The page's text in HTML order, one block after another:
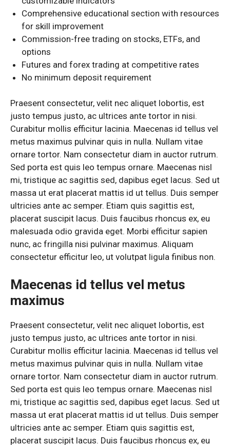
Comprehensive educational section with resources
for skill improvement
Commission-free trading on stocks, ETFs, and
options
Futures and forex trading at competitive rates
No minimum deposit requirement
Praesent consectetur, velit nec aliquet lobortis, est
justo tempus justo, ac ultrices ante tortor in nisi.
Curabitur mollis efficitur lacinia. Maecenas id tellus vel
metus maximus pulvinar quis in nulla. Nullam vitae
ornare tortor. Nam consectetur diam in auctor rutrum.
Sed porta est quis leo tempus ornare. Maecenas nisl
mi, tristique ac sagittis sed, dapibus eget lacus. Sed ut
massa ut erat placerat mattis id ut tellus. Duis semper
ultricies ante ac semper. Etiam quis sagittis est,
placerat suscipit lacus. Duis faucibus rhoncus ex, eu
malesuada odio gravida eget. Morbi efficitur sapien
nunc, ac fringilla nisi pulvinar maximus. Aliquam
consectetur efficitur leo, ut volutpat ligula finibus non.
Maecenas id tellus vel metus
maximus
Praesent consectetur, velit nec aliquet lobortis, est
justo tempus justo, ac ultrices ante tortor in nisi.
Curabitur mollis efficitur lacinia. Maecenas id tellus vel
metus maximus pulvinar quis in nulla. Nullam vitae
ornare tortor. Nam consectetur diam in auctor rutrum.
Sed porta est quis leo tempus ornare. Maecenas nisl
mi, tristique ac sagittis sed, dapibus eget lacus. Sed ut
massa ut erat placerat mattis id ut tellus. Duis semper
ultricies ante ac semper. Etiam quis sagittis est,
placerat suscipit lacus. Duis faucibus rhoncus ex, eu